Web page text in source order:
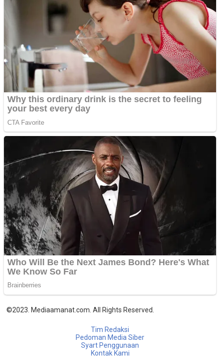
©2023. Mediaamanat.com. All Rights Reserved.
Tim Redaksi
Pedoman Media Siber
Syart Penggunaan
Kontak Kami